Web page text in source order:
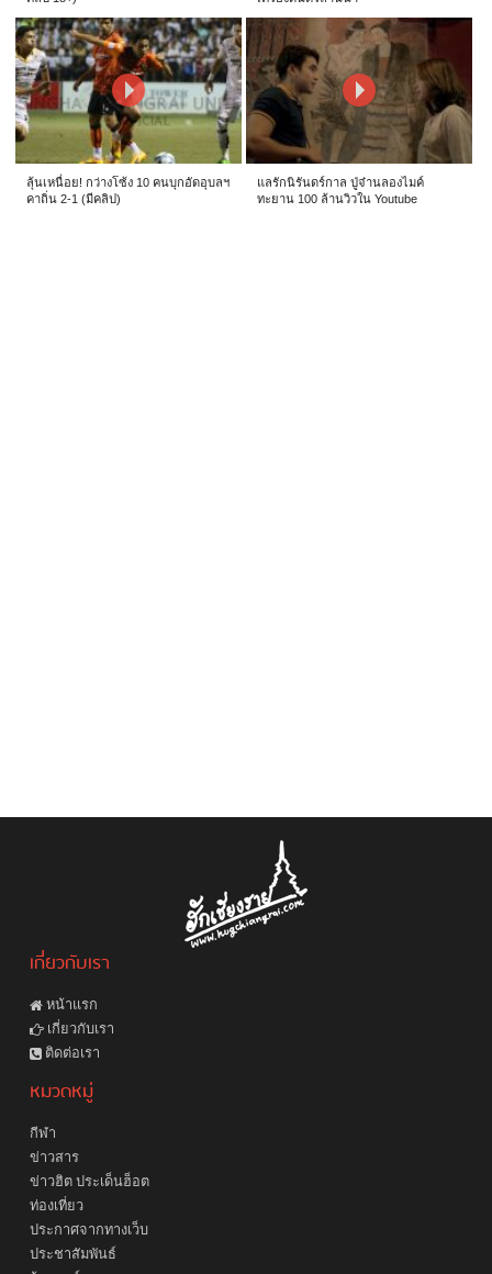
ลุ้นเหนื่อย! กว่างโซ้ง 10 คนบุกอัดอุบลฯ
คาถิ่น 2-1 (มีคลิป)
แลรักนิรันดร์กาล ปู่จ๋านลองไมค์
ทะยาน 100 ล้านวิวใน Youtube
เกี่ยวกับเรา
หน้าแรก
เกี่ยวกับเรา
ติดต่อเรา
หมวดหมู่
กีฬา
ข่าวสาร
ข่าวฮิต ประเด็นฮ็อต
ท่องเที่ยว
ประกาศจากทางเว็บ
ประชาสัมพันธ์